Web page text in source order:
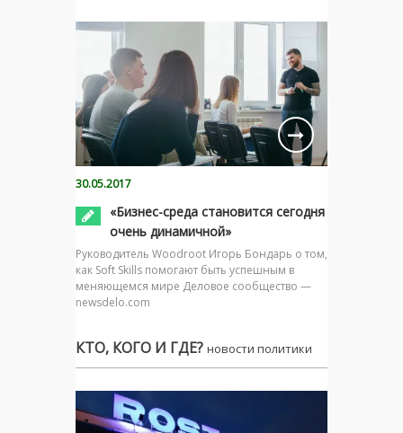
30.05.2017
«Бизнес-среда становится сегодня
очень динамичной»
Руководитель Woodroot Игорь Бондарь о том,
как Soft Skills помогают быть успешным в
меняющемся мире Деловое сообщество —
newsdelo.com
КТО, КОГО И ГДЕ? новости политики